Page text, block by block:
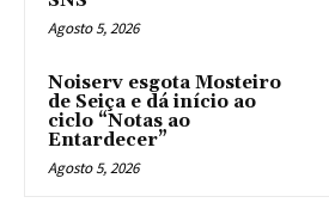
Agosto 5, 2026
Noiserv esgota Mosteiro
de Seiça e dá início ao
ciclo “Notas ao
Entardecer”
Agosto 5, 2026